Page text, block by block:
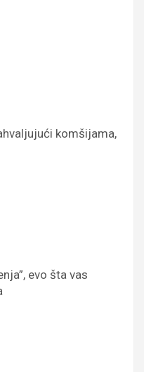
komšijama,
evo šta vas